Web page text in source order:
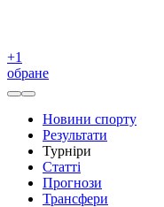
+1
обране
Новини спорту
Результати
Турніри
Статті
Прогнози
Трансфери